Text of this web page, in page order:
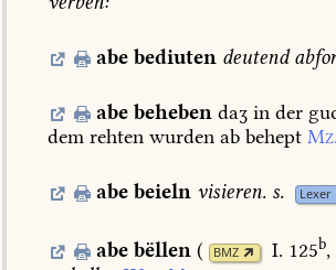
abebediuten deutend
abebeheben daʒinder
dem rehten wurden ab behept
abebeieln visieren. s. Lexer
abebëllen ( BMZ I. 125b,